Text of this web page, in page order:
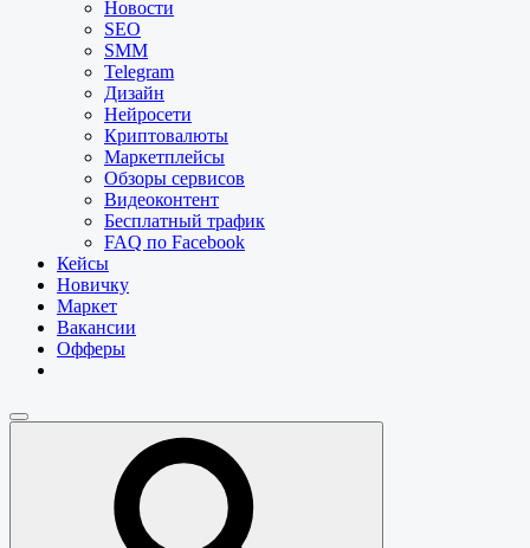
Новости
SEO
SMM
Telegram
Дизайн
Нейросети
Криптовалюты
Маркетплейсы
Обзоры сервисов
Видеоконтент
Бесплатный трафик
FAQ по Facebook
Кейсы
Новичку
Маркет
Вакансии
Офферы